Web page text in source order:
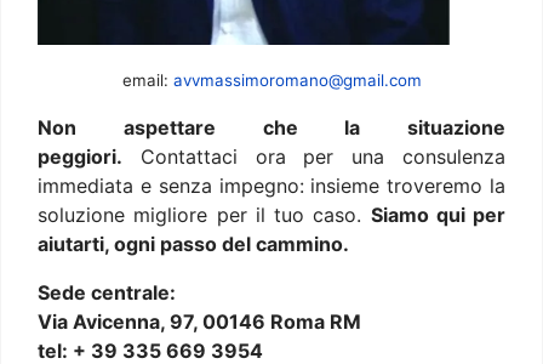
email: avvmassimoromano@gmail.com
Non aspettare che la situazione
peggiori. Contattaci ora per una consulenza
immediata e senza impegno: insieme troveremo la
soluzione migliore per il tuo caso. Siamo qui per
aiutarti, ogni passo del cammino.
Sede centrale:
Via Avicenna, 97, 00146 Roma RM
tel: + 39 335 669 3954